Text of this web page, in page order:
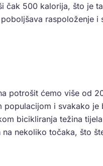
čak 500 kalorija, što je
raspoloženje i
potrošit ćemo više od
populacijom i svakako
bicikliranja težina
na nekoliko točaka, što